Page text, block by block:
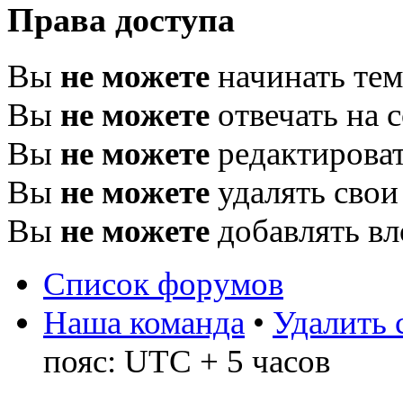
Права доступа
Вы не можете начинать
Вы не можете отвечать на
Вы не можете
Вы не можете удалять
Вы не можете добавлять
Список форумов
Наша команда • Удалить
пояс: UTC + 5 часов